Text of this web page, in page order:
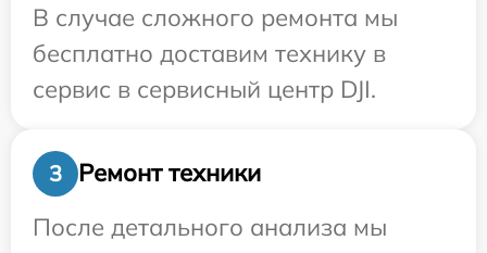
В случае сложного ремонта мы
бесплатно доставим технику в
сервис в сервисный центр DJI.
3
Ремонт техники
После детального анализа мы